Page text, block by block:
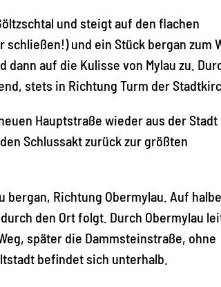
und steigt auf den flachen
und ein Stück bergan zum
auf die Kulisse von Mylau zu.
stets in Richtung Turm der
Hauptstraße wieder aus der Stadt
Schlussakt zurück zur größten
bergan, Richtung Obermylau. Auf
den Ort folgt. Durch Obermylau
später die Dammsteinstraße, ohne
befindet sich unterhalb.